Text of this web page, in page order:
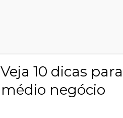
10 dicas
negócio